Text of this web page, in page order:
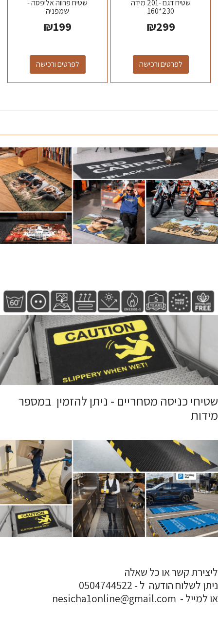
שטיח דגם -201 מידה
230*160
₪299
לפרטים ורכישה
שטיח פרווה אליפסה -
שמפניה
₪199
לפרטים ורכישה
שטיחי כניסה מסחריים - ניתן להזמין במספר
מידות
ליצירת קשר או כל שאלה
ניתן לשלוח הודעה ל - 0504744522
או למייל - nesicha1online@gmail.com